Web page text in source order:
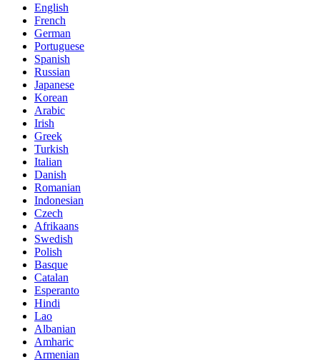
English
French
German
Portuguese
Spanish
Russian
Japanese
Korean
Arabic
Irish
Greek
Turkish
Italian
Danish
Romanian
Indonesian
Czech
Afrikaans
Swedish
Polish
Basque
Catalan
Esperanto
Hindi
Lao
Albanian
Amharic
Armenian